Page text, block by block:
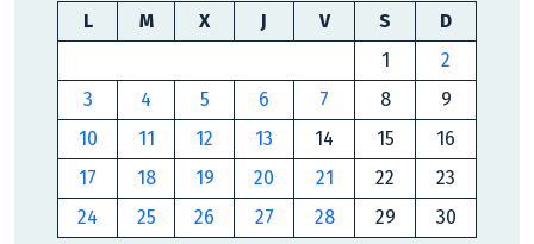
L M X J V S
D
1
2
3
4 5 6 7 8
9
10
11 12 13 14 15
16
17
18 19 20 21 22
23
24
25 26 27 28 29 30